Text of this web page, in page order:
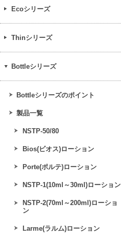
Ecoシリーズ
Thinシリーズ
Bottleシリーズ
Bottleシリーズのポイント
製品一覧
NSTP-50/80
Bios(ビオス)ローション
Porte(ポルテ)ローション
NSTP-1(10ml～30ml)ローション
NSTP-2(70ml～200ml)ローショ
ン
Larme(ラルム)ローション